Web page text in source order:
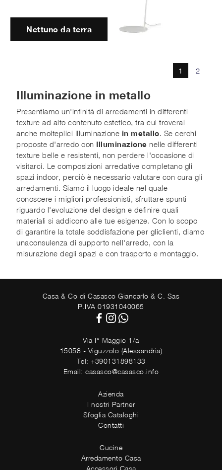
Nettuno da terra
1 2
Illuminazione in metallo
Presentiamo un'infinità di arredamenti in differenti
texture ad alto contenuto estetico, tra cui troverai
anche molteplici Illuminazione in metallo. Se cerchi
proposte d'arredo con Illuminazione nelle differenti
texture belle e resistenti, non perdere l'occasione di
visitarci. Le composizioni arredative completano gli
spazi indoor, perciò è necessario valutare con cura gli
arredamenti. Siamo il luogo ideale nel quale
conoscere i migliori professionisti, sfruttare spunti
riguardo l'evoluzione del design e definire quali
materiali si addicono alle tue esigenze. Con lo scopo
di garantire la totale soddisfazione per gliclienti, diamo
unaconsulenza di supporto nell'arredo, con la
misurazione degli spazi e con trasporto e montaggio.
Casa & Co di Casasco Giancarlo & C. Sas
P.IVA 01931040065
Via I° Maggio 1/a
15058 - Viguzzolo (Alessandria)
Tel: +390131898133
Email: casasco@casasco.info
Azienda
I nostri Partner
Sfoglia Cataloghi
Contatti
Cucine
Arredamento Casa
Accessori Casa